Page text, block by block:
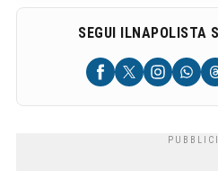
SEGUI ILNAPOLISTA